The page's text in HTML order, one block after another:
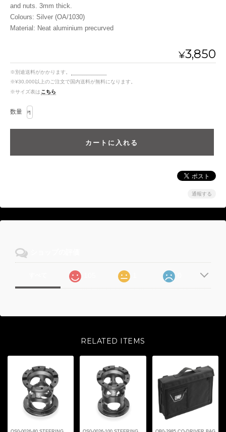
and nuts. 3mm thick.
Colours: Silver (OA/1030)
Material: Neat aluminium precurved
¥3,850
※別途送料がかかります。
※¥30,000以上のご注文で国内送料が無料になります。
※サイズ表は こちら
数量
通報する
RELATED ITEMS